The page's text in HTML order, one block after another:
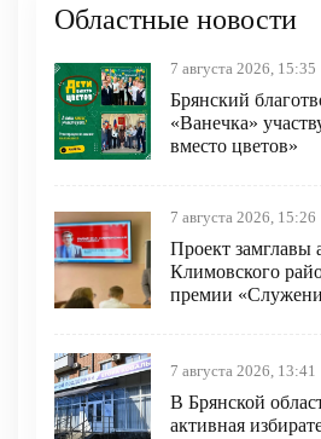
Областные новости
7 августа 2026, 15:35
Брянский
«Ванечка»
вместо цветов»
7 августа 2026, 15:26
Проект замглавы
Климовского
премии
7 августа 2026, 13:41
В Брянской
активная